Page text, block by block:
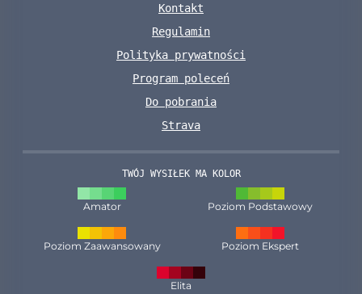
Kontakt
Regulamin
Polityka prywatności
Program poleceń
Do pobrania
Strava
TWÓJ WYSIŁEK MA KOLOR
Amator Poziom Podstawowy
Poziom Zaawansowany Poziom Ekspert
Elita